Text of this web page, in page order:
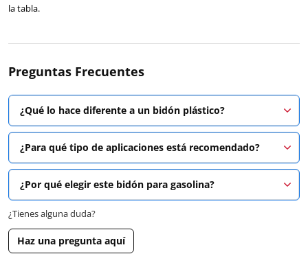
la tabla.
Preguntas Frecuentes
¿Qué lo hace diferente a un bidón plástico?
¿Para qué tipo de aplicaciones está recomendado?
¿Por qué elegir este bidón para gasolina?
¿Tienes alguna duda?
Haz una pregunta aquí